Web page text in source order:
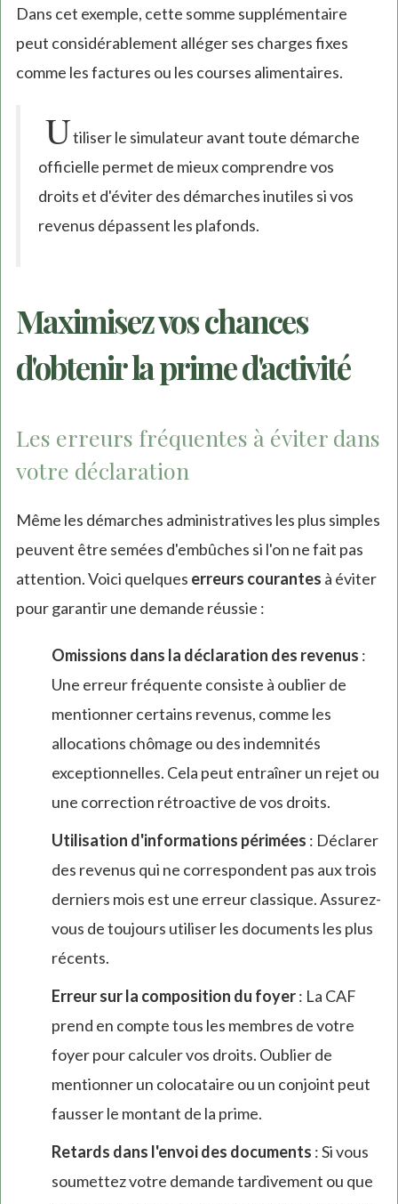
Dans cet exemple, cette somme supplémentaire
peut considérablement alléger ses charges fixes
comme les factures ou les courses alimentaires.
Utiliser le simulateur avant toute démarche
officielle permet de mieux comprendre vos
droits et d'éviter des démarches inutiles si vos
revenus dépassent les plafonds.
Maximisez vos chances
d'obtenir la prime d'activité
Les erreurs fréquentes à éviter dans
votre déclaration
Même les démarches administratives les plus simples
peuvent être semées d'embûches si l'on ne fait pas
attention. Voici quelques erreurs courantes à éviter
pour garantir une demande réussie :
Omissions dans la déclaration des revenus :
Une erreur fréquente consiste à oublier de
mentionner certains revenus, comme les
allocations chômage ou des indemnités
exceptionnelles. Cela peut entraîner un rejet ou
une correction rétroactive de vos droits.
Utilisation d'informations périmées : Déclarer
des revenus qui ne correspondent pas aux trois
derniers mois est une erreur classique. Assurez-
vous de toujours utiliser les documents les plus
récents.
Erreur sur la composition du foyer: La CAF
prend en compte tous les membres de votre
foyer pour calculer vos droits. Oublier de
mentionner un colocataire ou un conjoint peut
fausser le montant de la prime.
Retards dans l'envoi des documents : Si vous
soumettez votre demande tardivement ou que